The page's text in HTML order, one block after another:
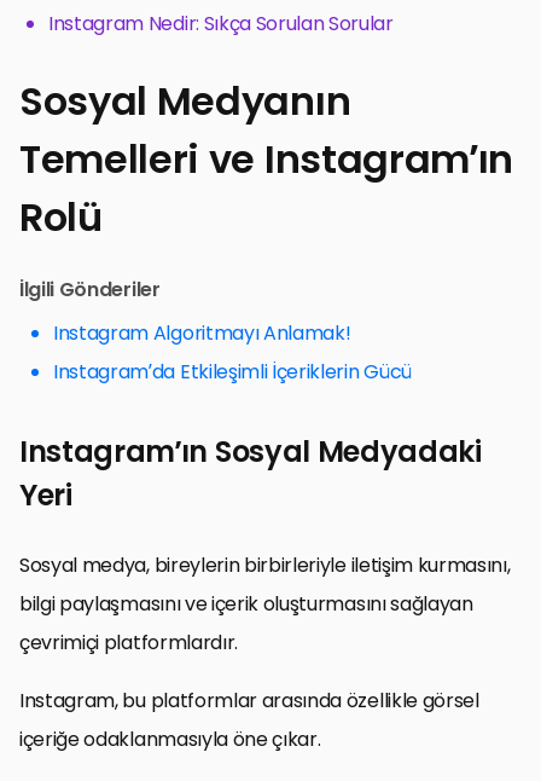
Instagram Nedir: Sıkça Sorulan Sorular
Sosyal Medyanın
Temelleri ve Instagram’ın
Rolü
İlgili Gönderiler
Instagram Algoritmayı Anlamak!
Instagram’da Etkileşimli İçeriklerin Gücü
Instagram’ın Sosyal Medyadaki
Yeri
Sosyal medya, bireylerin birbirleriyle iletişim kurmasını,
bilgi paylaşmasını ve içerik oluşturmasını sağlayan
çevrimiçi platformlardır.
Instagram, bu platformlar arasında özellikle görsel
içeriğe odaklanmasıyla öne çıkar.